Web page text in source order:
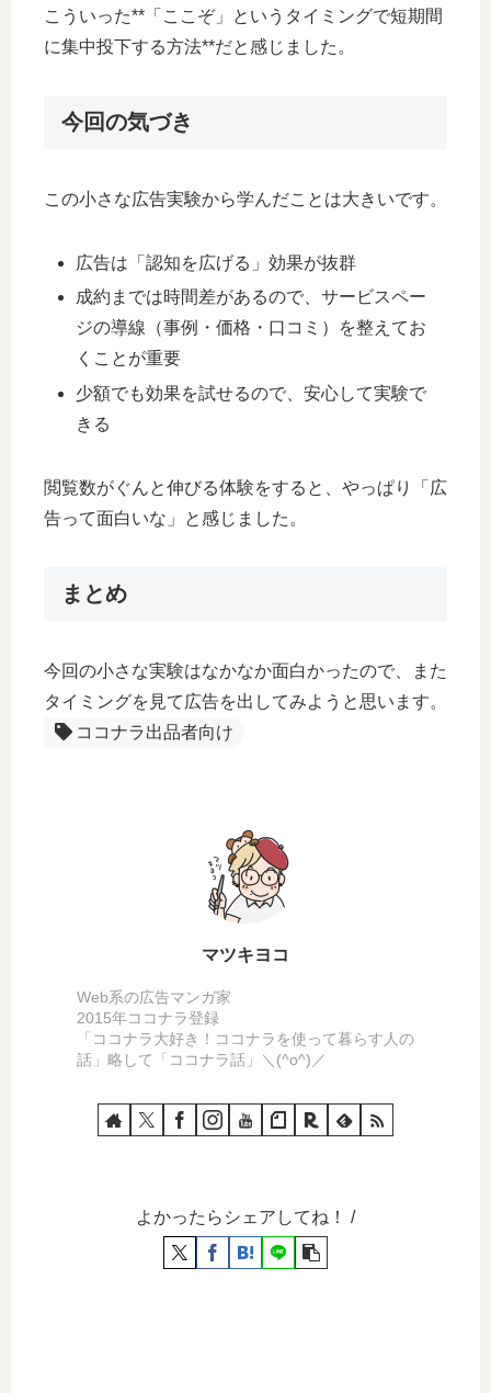
こういった**「ここぞ」というタイミングで短期間
に集中投下する方法**だと感じました。
今回の気づき
この小さな広告実験から学んだことは大きいです。
広告は「認知を広げる」効果が抜群
成約までは時間差があるので、サービスペー
ジの導線（事例・価格・口コミ）を整えてお
くことが重要
少額でも効果を試せるので、安心して実験で
きる
閲覧数がぐんと伸びる体験をすると、やっぱり「広
告って面白いな」と感じました。
まとめ
今回の小さな実験はなかなか面白かったので、また
タイミングを見て広告を出してみようと思います。
ココナラ出品者向け
マツキヨコ
Web系の広告マンガ家
2015年ココナラ登録
「ココナラ大好き！ココナラを使って暮らす人の
話」略して「ココナラ話」＼(^o^)／
よかったらシェアしてね！ /